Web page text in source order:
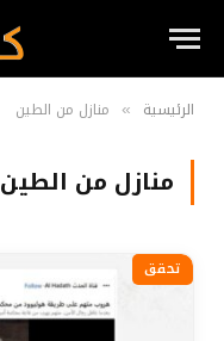
الرئيسية » منازل من الطين
منازل من الطين
تحقق